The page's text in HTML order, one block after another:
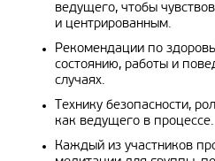
ведущего, чтобы
и центрированным.
Рекомендации по
состоянию, работы и
случаях.
Технику безопасности,
как ведущего в процессе.
Каждый из участников